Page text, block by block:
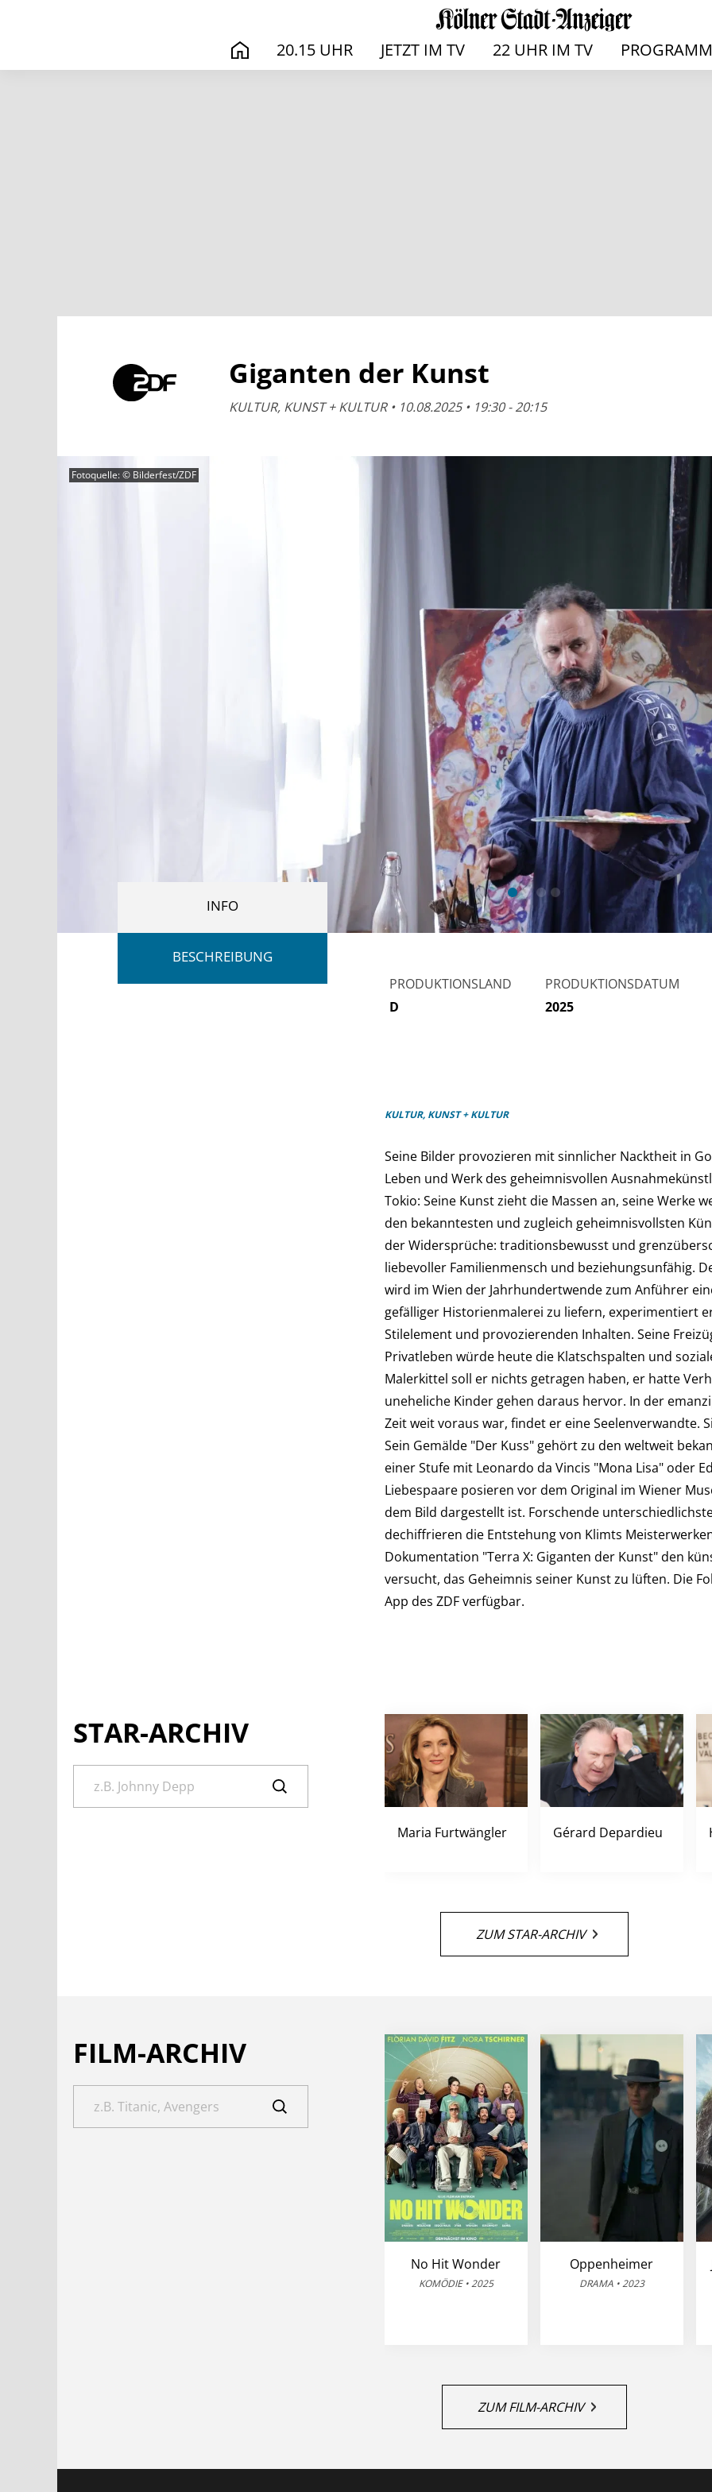
START20.15 UHR JETZT IM TV 22 UHR IM TV
Giganten der Kunst
KULTUR, KUNST + KULTUR • 10.08.2025 • 19:30 - 20:15
Fotoquelle: © Bilderfest/ZDF
INFO
BESCHREIBUNG
PRODUKTIONSLAND
D
PRODUKTIONSDATUM
2025
KULTUR, KUNST + KULTUR
Seine Bilder provozieren mit sinnlicher Nacktheit in
Leben und Werk des geheimnisvollen
Tokio: Seine Kunst zieht die Massen an, seine Werke
den bekanntesten und zugleich geheimnisvollsten
der Widersprüche: traditionsbewusst und
liebevoller Familienmensch und beziehungsunfähig.
wird im Wien der Jahrhundertwende zum Anführer
gefälliger Historienmalerei zu liefern, experimentiert
Stilelement und provozierenden Inhalten. Seine
Privatleben würde heute die Klatschspalten und
Malerkittel soll er nichts getragen haben, er hatte
uneheliche Kinder gehen daraus hervor. In der
Zeit weit voraus war, findet er eine Seelenverwandte.
Sein Gemälde "Der Kuss" gehört zu den weltweit
einer Stufe mit Leonardo da Vincis "Mona Lisa" oder
Liebespaare posieren vor dem Original im Wiener
dem Bild dargestellt ist. Forschende
dechiffrieren die Entstehung von Klimts
Dokumentation "Terra X: Giganten der Kunst" den
versucht, das Geheimnis seiner Kunst zu lüften. Die
App des ZDF verfügbar.
STAR-ARCHIV
Maria Furtwängler Gérard Depardieu
ZUM STAR-ARCHIV
FILM-ARCHIV
No Hit Wonder
KOMÖDIE • 2025
Oppenheimer
DRAMA • 2023
ZUM FILM-ARCHIV